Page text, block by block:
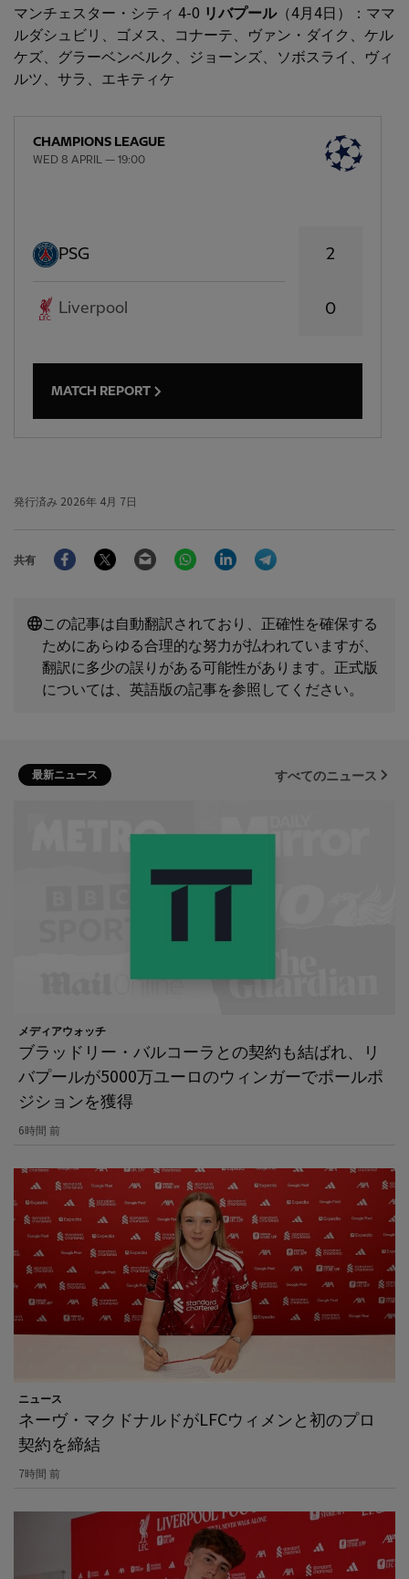
マンチェスター・シティ 4-0 リバプール（4月4日）：ママ
ルダシュビリ、ゴメス、コナーテ、ヴァン・ダイク、ケル
ケズ、グラーベンベルク、ジョーンズ、ソボスライ、ヴィ
ルツ、サラ、エキティケ
CHAMPIONS LEAGUE
WED 8 APRIL — 19:00
PSG
Liverpool
2
0
MATCH REPORT
発行済み 2026年 4月 7日
共有
FacebookTwitter Email WhatsAppLinkedIn
この記事は自動翻訳されており、正確性を確保する
ためにあらゆる合理的な努力が払われていますが、
翻訳に多少の誤りがある可能性があります。正式版
については、英語版の記事を参照してください。
最新ニュース すべてのニュース
メディアウォッチ
ブラッドリー・バルコーラとの契約も結ばれ、リ
バプールが5000万ユーロのウィンガーでポールポ
ジションを獲得
6時間 前
ニュース
ネーヴ・マクドナルドがLFCウィメンと初のプロ
契約を締結
7時間 前